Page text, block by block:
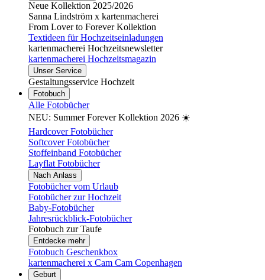
Neue Kollektion 2025/2026
Sanna Lindström x kartenmacherei
From Lover to Forever Kollektion
Textideen für Hochzeitseinladungen
kartenmacherei Hochzeitsnewsletter
kartenmacherei Hochzeitsmagazin
Unser Service
Gestaltungsservice Hochzeit
Fotobuch
Alle Fotobücher
NEU: Summer Forever Kollektion 2026 ☀️
Hardcover Fotobücher
Softcover Fotobücher
Stoffeinband Fotobücher
Layflat Fotobücher
Nach Anlass
Fotobücher vom Urlaub
Fotobücher zur Hochzeit
Baby-Fotobücher
Jahresrückblick-Fotobücher
Fotobuch zur Taufe
Entdecke mehr
Fotobuch Geschenkbox
kartenmacherei x Cam Cam Copenhagen
Geburt